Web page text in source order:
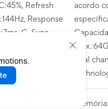
Refresh
Response
G-Sync,
Advanced
acordo
dual